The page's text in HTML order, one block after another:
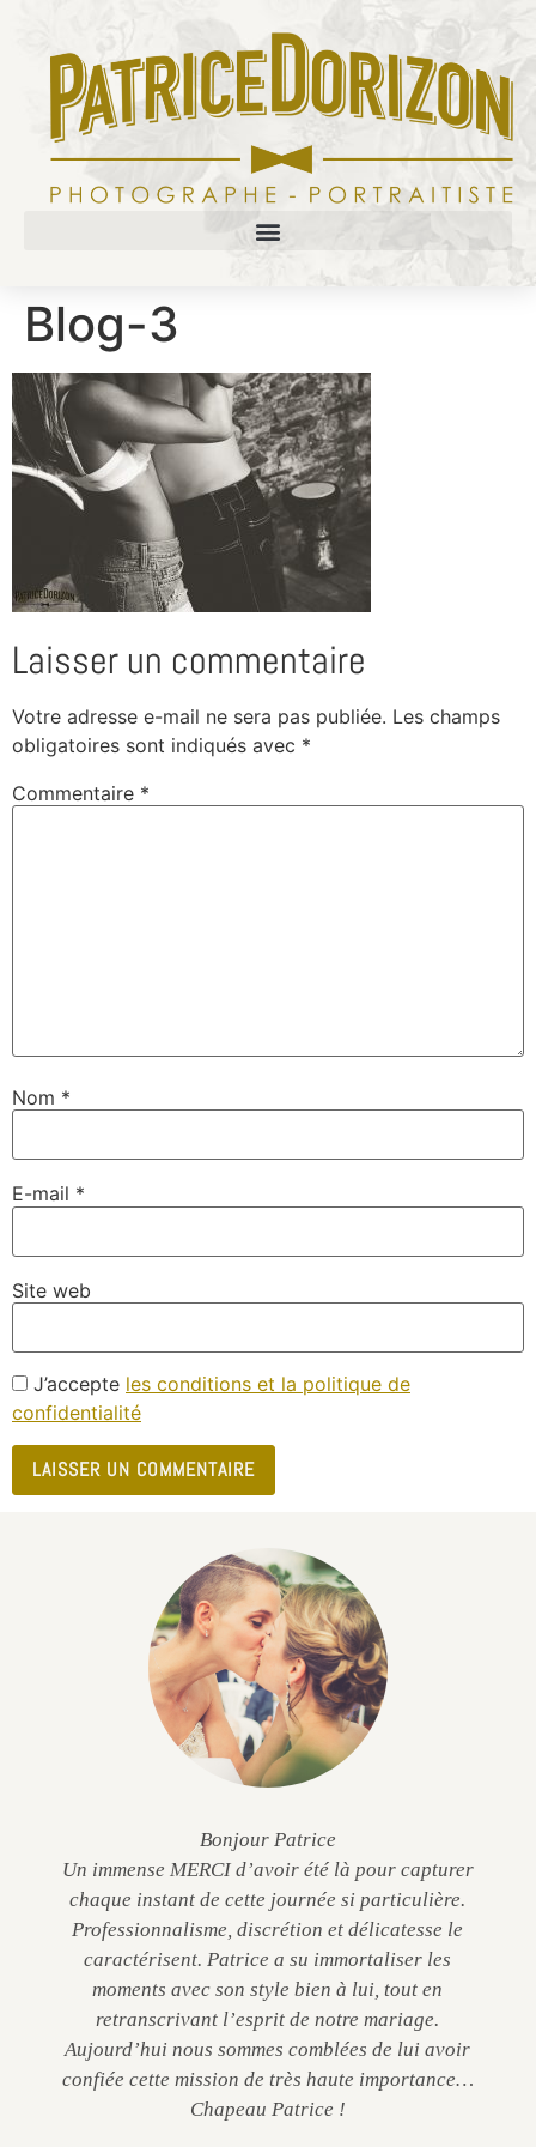
Blog-3
Laisser un commentaire
Votre adresse e-mail ne sera pas publiée. Les champs
obligatoires sont indiqués avec *
Commentaire *
Nom *
E-mail *
Site web
J’accepte les conditions et la politique de
confidentialité
Bonjour Patrice
Un immense MERCI d’avoir été là pour capturer
chaque instant de cette journée si particulière.
Professionnalisme, discrétion et délicatesse le
caractérisent. Patrice a su immortaliser les
moments avec son style bien à lui, tout en
retranscrivant l’esprit de notre mariage.
Aujourd’hui nous sommes comblées de lui avoir
confiée cette mission de très haute importance…
Chapeau Patrice !